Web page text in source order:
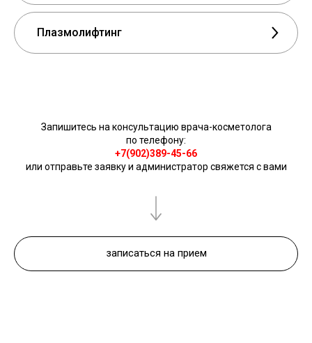
Плазмолифтинг
Запишитесь на консультацию врача-косметолога
по телефону:
+7(902)389-45-66
или отправьте заявку и администратор свяжется с вами
записаться на прием